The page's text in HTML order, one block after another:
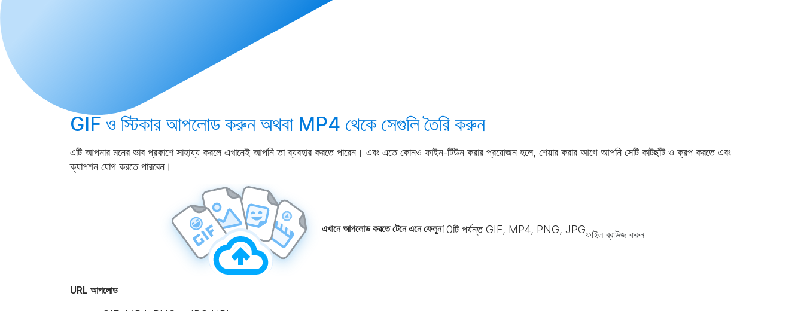
GIF ও স্টিকার আপলোড করুনঅথবা MP4 থেকে সেগুলিতৈরি করুন
এটি আপনার মনের ভাব প্রকাশে সাহায্য করলে এখানেই আপনি তা ব্যবহার করতে পারেন। এবং এতে কোনও ফাইন-টিউন করার প্রয়োজন হলে, শেয়ার করার আগে আপনি সেটি কাটছাঁট ও ক্রপ করতে এবং
ক্যাপশন যোগ করতে পারবেন।
এখানে আপলোড করতে টেনে এনে ফেলুন10টি পর্যন্ত GIF, MP4, PNG, JPGফাইল ব্রাউজ করুন
URL আপলোড